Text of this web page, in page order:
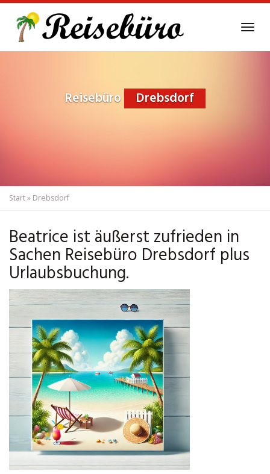
main
Reisebüro Drebsdorf
Start» Drebsdorf
Beatrice ist äußerst zufrieden in
Sachen Reisebüro Drebsdorf plus
Urlaubsbuchung.